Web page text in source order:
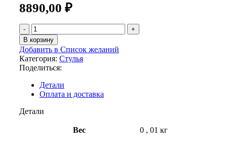
8890,00 ₽
Количество
товара
Стул
Алексис
велюр
серый
опора
черный
муар
В корзину
Добавить в Список желаний
Категория: Стулья
Поделиться:
Детали
Оплата и доставка
Детали
Вес 0 , 01 кг